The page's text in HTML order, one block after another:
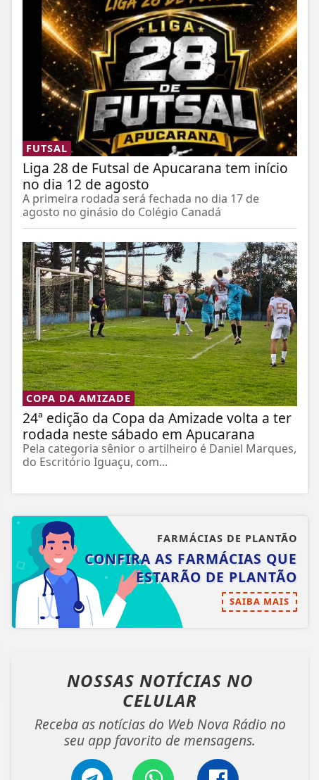
FUTSAL
Liga 28 de Futsal de Apucarana tem início
no dia 12 de agosto
A primeira rodada será fechada no dia 17 de
agosto no ginásio do Colégio Canadá
COPA DA AMIZADE
24ª edição da Copa da Amizade volta a ter
rodada neste sábado em Apucarana
Pela categoria sênior o artilheiro é Daniel Marques,
do Escritório Iguaçu, com...
FARMÁCIAS DE PLANTÃO
CONFIRA AS FARMÁCIAS QUE
ESTARÃO DE PLANTÃO
SAIBA MAIS
NOSSAS NOTÍCIAS NO
CELULAR
Receba as notícias do Web Nova Rádio no
seu app favorito de mensagens.